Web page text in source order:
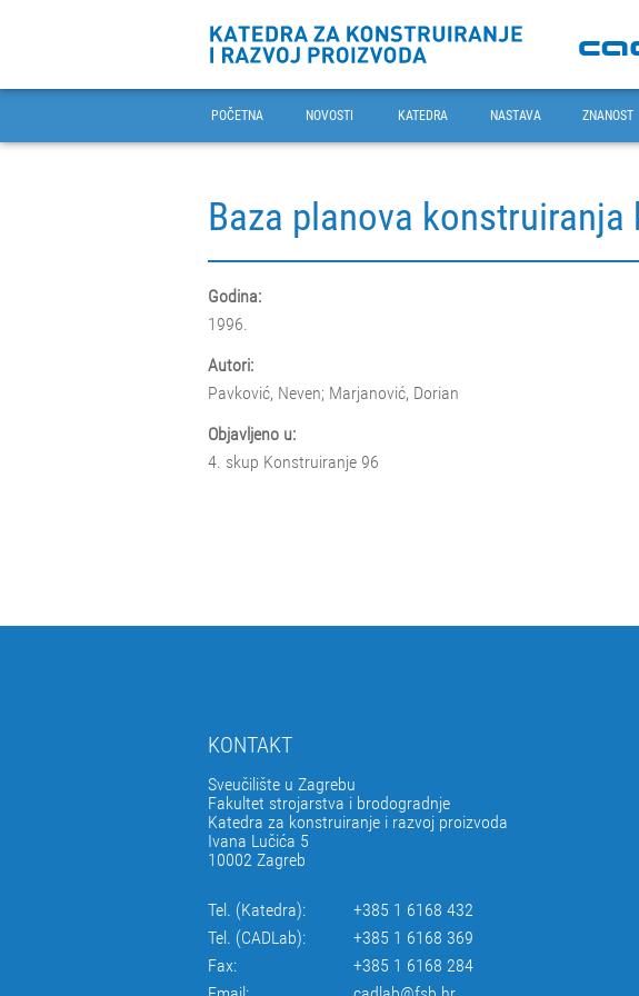
POČETNA NOVOSTI KATEDRA NASTAVA ZNANOST
Baza planova konstruiranja
Godina:
1996.
Autori:
Pavković, Neven; Marjanović, Dorian
Objavljeno u:
4. skup Konstruiranje 96
KONTAKT
Sveučilište u Zagrebu
Fakultet strojarstva i brodogradnje
Katedra za konstruiranje i razvoj proizvoda
Ivana Lučića 5
10002 Zagreb
Tel. (Katedra):
+385 1 6168 432
Tel. (CADLab):
+385 1 6168 369
Fax:
+385 1 6168 284